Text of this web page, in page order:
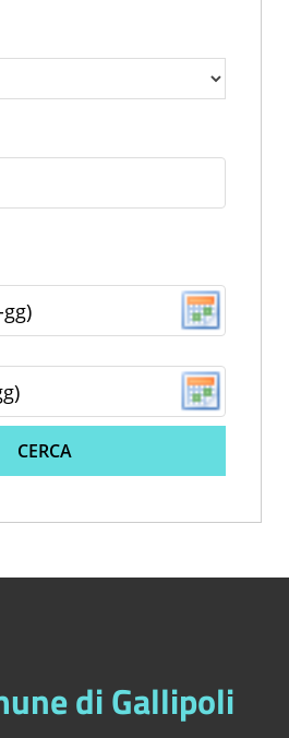
CERCA
di Gallipoli